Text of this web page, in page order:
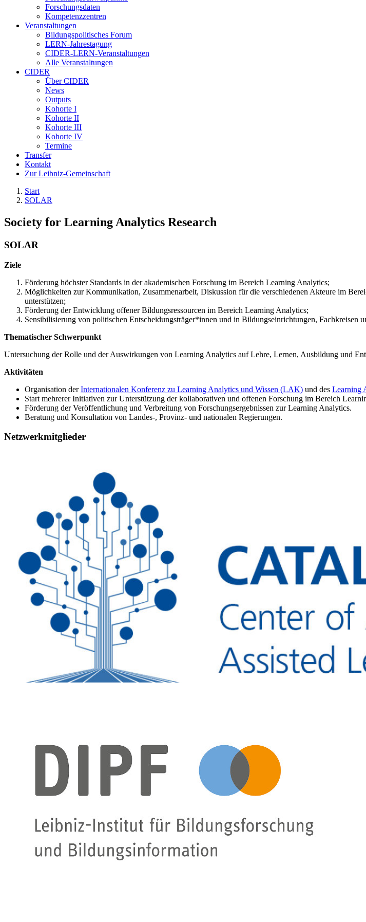
Forschungsdaten
Kompetenzzentren
Veranstaltungen
Bildungspolitisches Forum
LERN-Jahrestagung
CIDER-LERN-Veranstaltungen
Alle Veranstaltungen
CIDER
Über CIDER
News
Outputs
Kohorte I
Kohorte II
Kohorte III
Kohorte IV
Termine
Transfer
Kontakt
Zur Leibniz-Gemeinschaft
Start
SOLAR
Society for Learning Analytics Research
SOLAR
Ziele
Förderung höchster Standards in der akademischen Forschung im Bereich Learning Analytics;
Möglichkeiten zur Kommunikation, Zusammenarbeit, Diskussion für die verschiedenen Akteure im
unterstützen;
Förderung der Entwicklung offener Bildungsressourcen im Bereich Learning Analytics;
Sensibilisierung von politischen Entscheidungsträger*innen und in Bildungseinrichtungen, Fachkreisen
Thematischer Schwerpunkt
Untersuchung der Rolle und der Auswirkungen von Learning Analytics auf Lehre, Lernen, Ausbildung und
Aktivitäten
Organisation derInternationalen Konferenz zu Learning Analytics und Wissen (LAK) und des Learning
Start mehrerer Initiativen zur Unterstützung der kollaborativen und offenen Forschung im Bereich
Förderung der Veröffentlichung und Verbreitung von Forschungsergebnissen zur Learning Analytics.
Beratung und Konsultation von Landes-, Provinz- und nationalen Regierungen.
Netzwerkmitglieder